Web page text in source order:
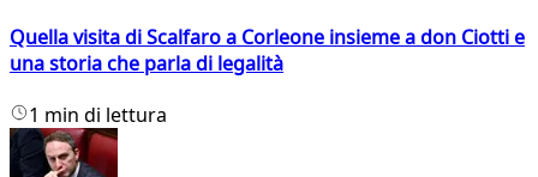
Quella visita di Scalfaro a Corleone insieme a don Ciotti e
una storia che parla di legalità
1 min di lettura